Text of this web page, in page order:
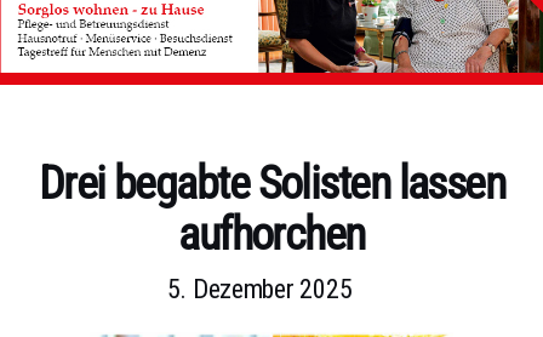
Kategorien
Drei begabte Solisten lassen
aufhorchen
5. Dezember 2025